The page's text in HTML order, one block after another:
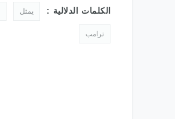
الكلمات الدلالية : يمثل
ترامب